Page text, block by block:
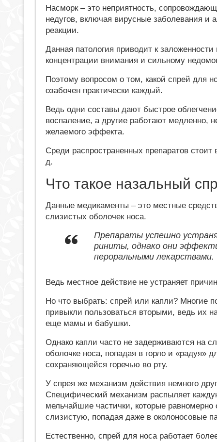
Насморк – это неприятность,
недугов, включая вирусные заболевания и
реакции.
Данная патология приводит к
концентрации внимания и сильному
Поэтому вопросом о том, какой спрей для
озабочен практически каждый.
Ведь одни составы дают быстрое
воспаление, а другие работают медленно,
желаемого эффекта.
Среди распространенных препаратов
д.
Что такое назальный
Данные медикаменты – это местные
слизистых оболочек носа.
Препараты успешно
риниты, однако они
пероральными лекарствами.
Ведь местное действие не устраняет
Но что выбрать: спрей или капли? Многие
привыкли пользоваться вторыми, ведь их
еще мамы и бабушки.
Однако капли часто не задерживаются на
оболочке носа, попадая в горло и «радуя»
сохраняющейся горечью во рту.
У спрея же механизм действия немного
Специфический механизм распыляет
мельчайшие частички, которые равномерно
слизистую, попадая даже в околоносовые
Естественно, спрей для носа работает